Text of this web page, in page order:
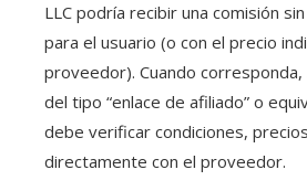
LLC podría recibir una comisión
para el usuario (o con el precio
proveedor). Cuando corresponda,
del tipo “enlace de afiliado” o
debe verificar condiciones,
directamente con el proveedor.